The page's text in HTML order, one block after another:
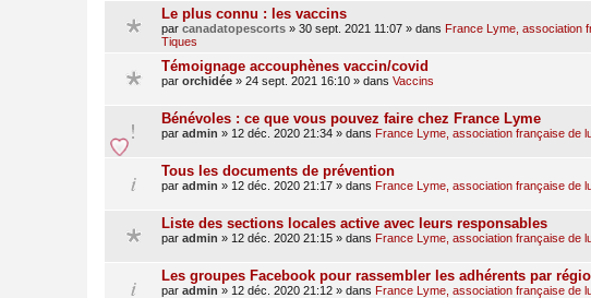
Le plus connu : les vaccins
par canadatopescorts » 30 sept. 2021 11:07 » dans France Lyme, association
Tiques
Témoignage accouphènes vaccin/covid
par orchidée » 24 sept. 2021 16:10 » dans Vaccins
Bénévoles : ce que vous pouvez faire chez France Lyme
par admin » 12 déc. 2020 21:34 » dans France Lyme, association française de
Tous les documents de prévention
par admin » 12 déc. 2020 21:17 » dans France Lyme, association française de
Liste des sections locales active avec leurs responsables
par admin » 12 déc. 2020 21:15 » dans France Lyme, association française de
Les groupes Facebook pour rassembler les adhérents par
par admin » 12 déc. 2020 21:12 » dans France Lyme, association française de